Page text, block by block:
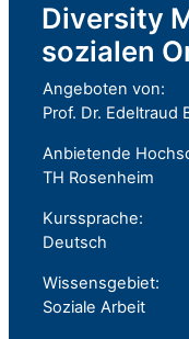
Diversity
sozialen
Angeboten von:
Prof. Dr. Edeltraud
Anbietende
TH Rosenheim
Kurssprache:
Deutsch
Wissensgebiet:
Soziale Arbeit